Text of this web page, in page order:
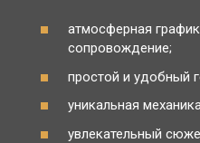
атмосферная
сопровождение;
простой и удобный
уникальная
увлекательный